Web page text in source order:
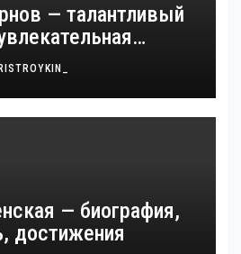
— талантливый
и
из личной
— биография,
достижения